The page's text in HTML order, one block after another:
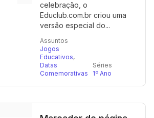
celebração, o
Educlub.com.br criou uma
versão especial do...
Assuntos
Jogos
Educativos,
Datas
Comemorativas
Séries
1º Ano